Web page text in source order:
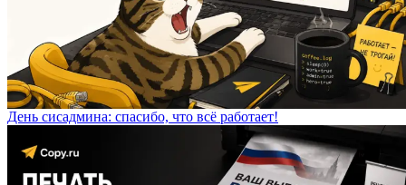
День сисадмина: спасибо, что всё работает!